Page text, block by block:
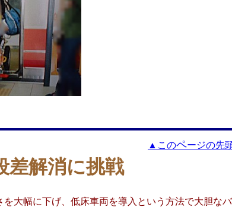
▲このページの先
差解消に挑戦
大幅に下げ、低床車両を導入という方法で大胆な